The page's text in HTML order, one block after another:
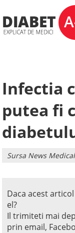
Infectia
putea fi
Sursa News Medical
Daca acest
el?
Il trimiteti mai
prin email,